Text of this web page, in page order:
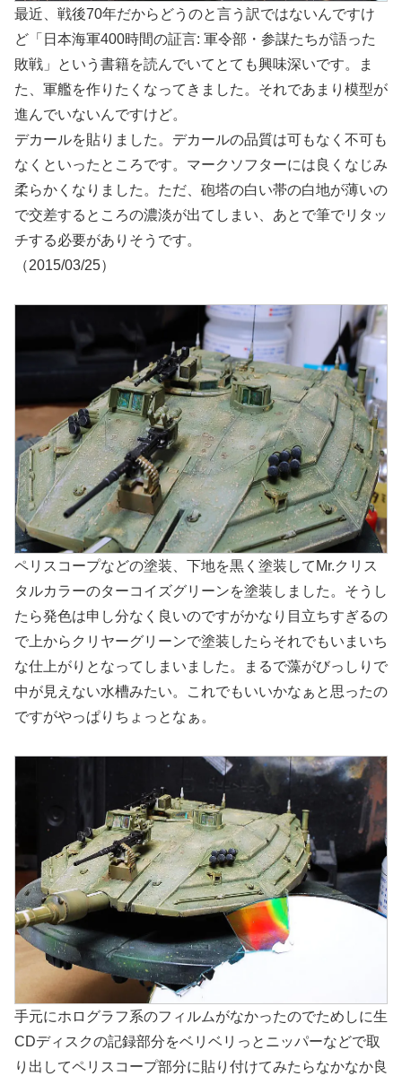
最近、戦後70年だからどうのと言う訳ではないんですけ
ど「日本海軍400時間の証言: 軍令部・参謀たちが語った
敗戦」という書籍を読んでいてとても興味深いです。ま
た、軍艦を作りたくなってきました。それであまり模型が
進んでいないんですけど。
デカールを貼りました。デカールの品質は可もなく不可も
なくといったところです。マークソフターには良くなじみ
柔らかくなりました。ただ、砲塔の白い帯の白地が薄いの
で交差するところの濃淡が出てしまい、あとで筆でリタッ
チする必要がありそうです。
（2015/03/25）
ペリスコープなどの塗装、下地を黒く塗装してMr.クリス
タルカラーのターコイズグリーンを塗装しました。そうし
たら発色は申し分なく良いのですがかなり目立ちすぎるの
で上からクリヤーグリーンで塗装したらそれでもいまいち
な仕上がりとなってしまいました。まるで藻がびっしりで
中が見えない水槽みたい。これでもいいかなぁと思ったの
ですがやっぱりちょっとなぁ。
手元にホログラフ系のフィルムがなかったのでためしに生
CDディスクの記録部分をベリベリっとニッパーなどで取
り出してペリスコープ部分に貼り付けてみたらなかなか良